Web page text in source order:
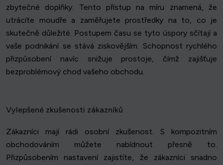
zbytečné doplňky. Tento přístup na míru znamená, že
utrácíte moudře a zaměřujete prostředky na to, co je
skutečně důležité. Postupem času se tyto úspory sčítají a
vaše podnikání se stává ziskovějším. Schopnost rychlého
přizpůsobení navíc snižuje prostoje, čímž zajišťuje
bezproblémový chod vašeho obchodu.
Vylepšené zkušenosti zákazníků
Zákazníci mají rádi osobní zkušenost. S kompozitním
obchodováním můžete nabídnout přesně to.
Přizpůsobením nastavení zajistíte, že zákazníci snadno